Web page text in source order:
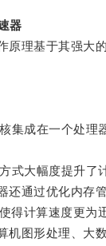
器
理基于其强大的
成在一个处理
大幅度提升了计
通过优化内存管
得计算速度更为
图形处理、大数